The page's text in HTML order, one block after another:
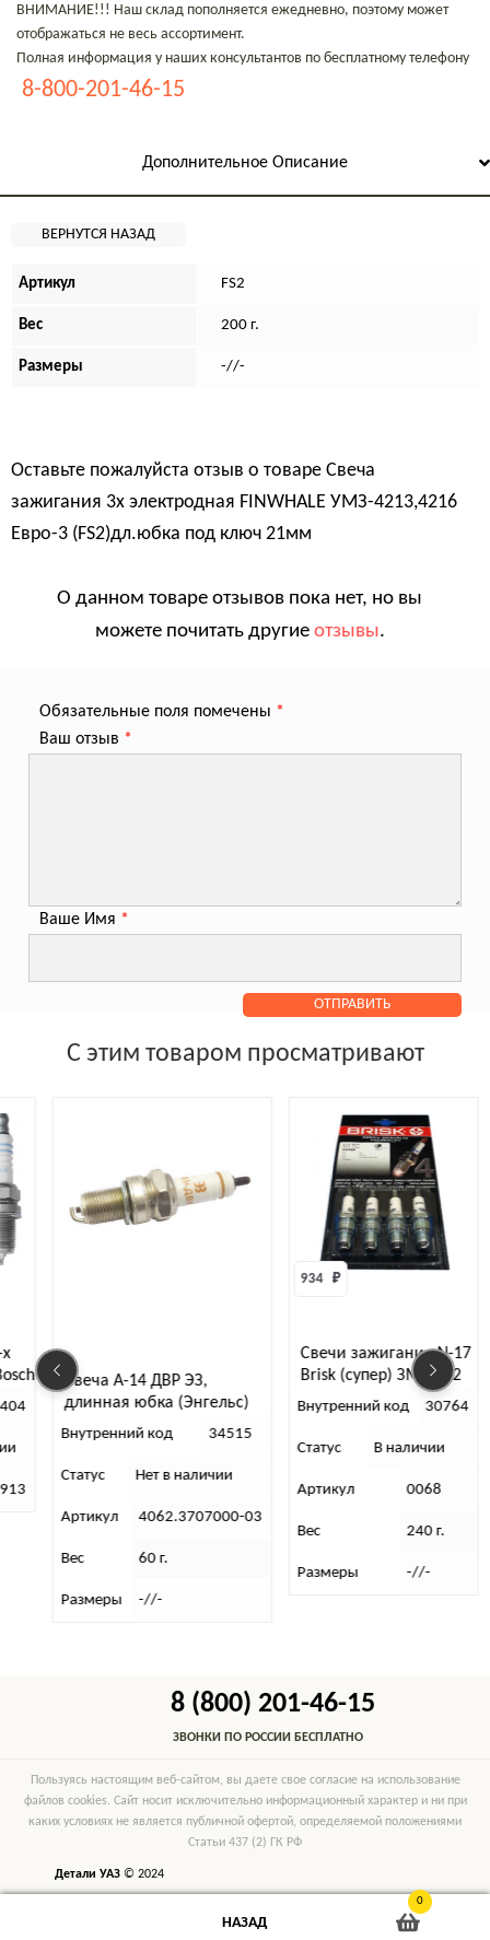
ВНИМАНИЕ!!! Наш склад пополняется ежедневно, поэтому может
отображаться не весь ассортимент.
Полная информация у наших консультантов по бесплатному телефону
8-800-201-46-15
Дополнительное Описание
Артикул FS2
Вес 200 г.
Размеры -//-
Оставьте пожалуйста отзыв о товаре Свеча
зажигания 3х электродная FINWHALE УМЗ-4213,4216
Евро-3 (FS2)дл.юбка под ключ 21мм
О данном товаре отзывов пока нет, но вы
можете почитать другие отзывы.
Обязательные поля помечены *
Ваш отзыв *
Ваше Имя *
С этим товаром просматривают
Свеча А-14 ДВР ЭЗ,
длинная юбка (Энгельс)
Внутренний код 34515
Статус Нет в наличии
Артикул 4062.3707000-03
Вес 60 г.
Размеры -//-
Свечи зажигания N-17
Brisk (супер) ЗМЗ-402
кор. юбка (4-шт)
934 ₽
Внутренний код 30764
Статус В наличии
Артикул 0068
Вес 240 г.
Размеры -//-
8 (800) 201-46-15
ЗВОНКИ ПО РОССИИ БЕСПЛАТНО
0
Пользуясь настоящим веб-сайтом, вы даете свое согласие на использование
файлов cookies. Сайт носит исключительно информационный характер и ни при
каких условиях не является публичной офертой, определяемой положениями
Статьи 437 (2) ГК РФ
Детали УАЗ © 2024